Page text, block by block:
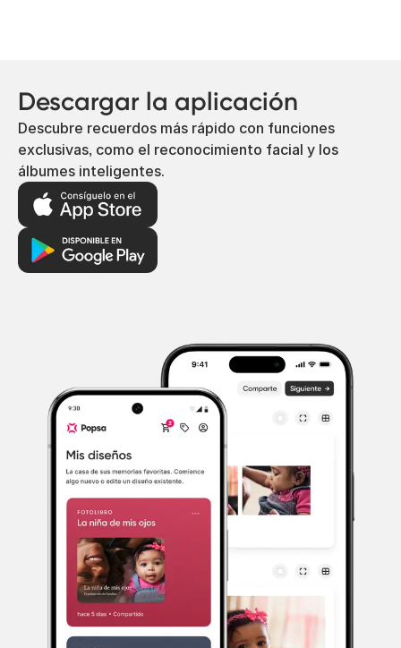
Descargar la aplicación
Descubre recuerdos más rápido con funciones
exclusivas, como el reconocimiento facial y los
álbumes inteligentes.